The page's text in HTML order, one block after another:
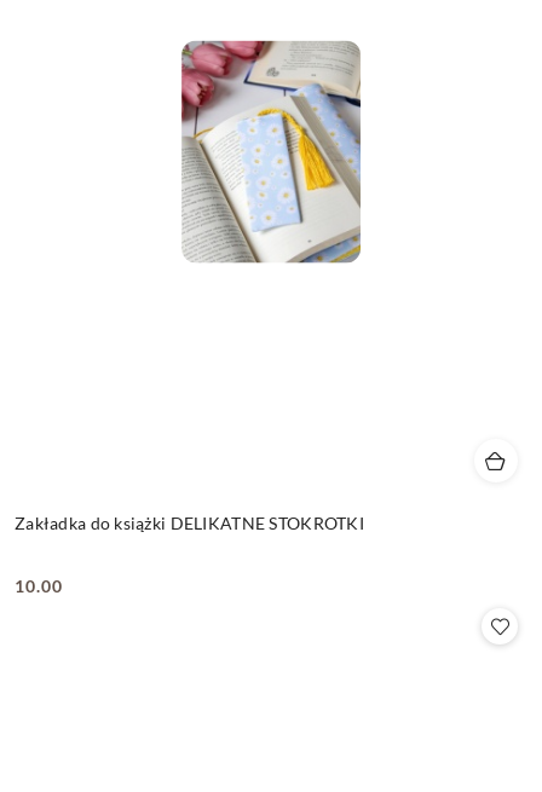
Zakładka do książki DELIKATNE STOKROTKI
Cena:
10.00